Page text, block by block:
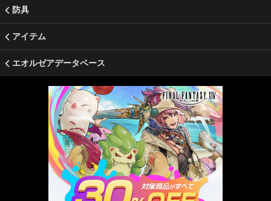
防具
アイテム
エオルゼアデータベース